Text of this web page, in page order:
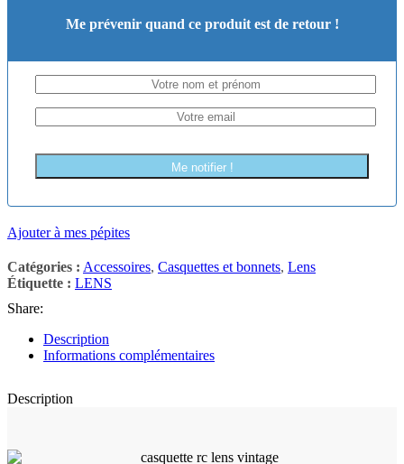
Me prévenir quand ce produit est de retour !
Me notifier !
Ajouter à mes pépites
Catégories : Accessoires, Casquettes et bonnets, Lens
Étiquette : LENS
Share:
Description
Informations complémentaires
Description